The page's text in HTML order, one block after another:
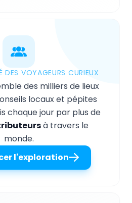
VOYAGEURS CURIEUX
des milliers de lieux
locaux et pépites
chaque jour par plus de
à travers le
monde.
l'exploration